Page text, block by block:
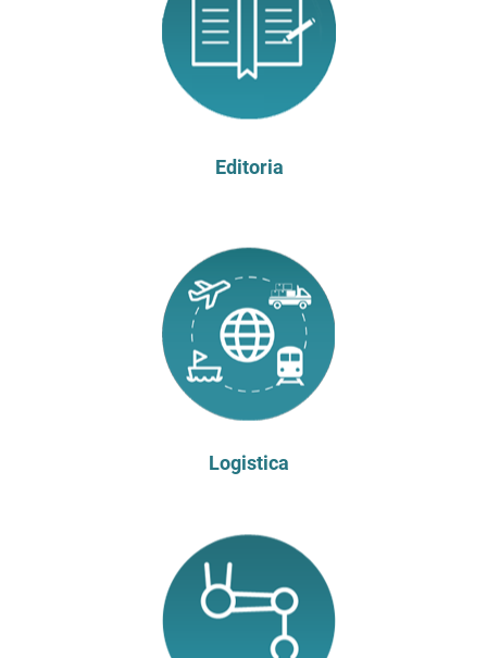
Editoria
Logistica